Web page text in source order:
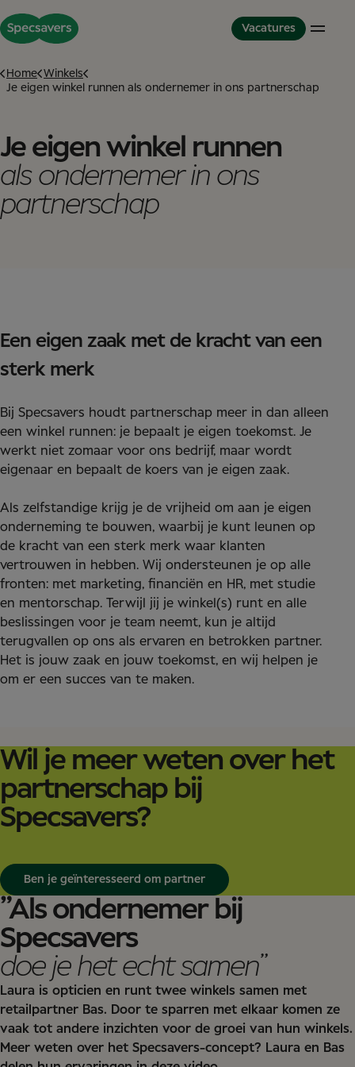
Vacatures
Opticien
Optometrist
Audicien
Winkelteam
Partnerschap
International Careers
Service Kantoor
Cultuur en waarden
Onze collega’s
Onze trainings mogelijkheden
Diversiteit inclusiviteit
Great Place to Work
Partner in Development
Dit is Specsavers
Ervaringsverhalen
Home Winkels
Je eigen winkel runnen als ondernemer in ons partnerschap
Je eigen winkel runnen
als ondernemer in ons
partnerschap
Een eigen zaak met de kracht van een
sterk merk
Bij Specsavers houdt partnerschap meer in dan alleen
een winkel runnen: je bepaalt je eigen toekomst. Je
werkt niet zomaar voor ons bedrijf, maar wordt
eigenaar en bepaalt de koers van je eigen zaak.
Als zelfstandige krijg je de vrijheid om aan je eigen
onderneming te bouwen, waarbij je kunt leunen op
de kracht van een sterk merk waar klanten
vertrouwen in hebben. Wij ondersteunen je op alle
fronten: met marketing, financiën en HR, met studie
en mentorschap. Terwijl jij je winkel(s) runt en alle
beslissingen voor je team neemt, kun je altijd
terugvallen op ons als ervaren en betrokken partner.
Het is jouw zaak en jouw toekomst, en wij helpen je
om er een succes van te maken.
Wil je meer weten over het
partnerschap bij
Specsavers?
Ben je geïnteresseerd om partner
”Als ondernemer bij
Specsavers
doe je het echt samen”
Laura is opticien en runt twee winkels samen met
retailpartner Bas. Door te sparren met elkaar komen ze
vaak tot andere inzichten voor de groei van hun winkels.
Meer weten over het Specsavers-concept? Laura en Bas